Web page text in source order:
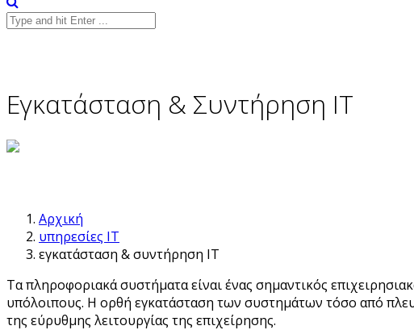
Εγκατάσταση & Συντήρηση IT
Αρχική
υπηρεσίες IT
εγκατάσταση & συντήρηση IT
Τα πληροφοριακά συστήματα είναι ένας σημαντικός
υπόλοιπους. Η ορθή εγκατάσταση των συστημάτων τόσο από
της εύρυθμης λειτουργίας της επιχείρησης.